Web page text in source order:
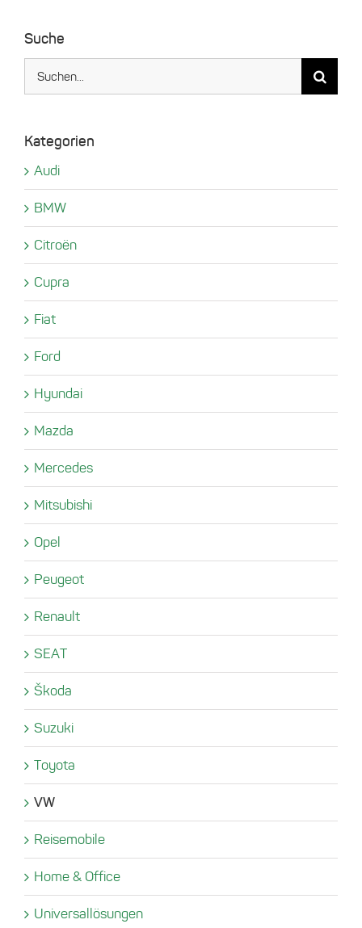
Suche
Kategorien
Audi
BMW
Citroën
Cupra
Fiat
Ford
Hyundai
Mazda
Mercedes
Mitsubishi
Opel
Peugeot
Renault
SEAT
Škoda
Suzuki
Toyota
VW
Reisemobile
Home & Office
Universallösungen